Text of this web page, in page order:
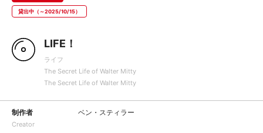
貸出中（～2025/10/15）
LIFE！
ライフ
The Secret Life of Walter Mitty
The Secret Life of Walter Mitty
制作者
Creator
ベン・スティラー